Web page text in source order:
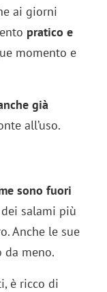
ai giorni
pratico e
momento e
già
all’uso.
sono fuori
salami più
Anche le sue
da meno.
è ricco di